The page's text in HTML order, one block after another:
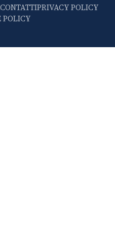
CONTATTIPRIVACY POLICY
POLICY